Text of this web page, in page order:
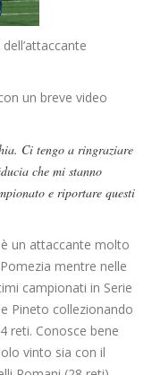
un breve video
Ci tengo a ringraziare
che mi stanno
e riportare questi
un attaccante molto
mentre nelle
campionati in Serie
Pineto collezionando
reti. Conosce bene
vinto sia con il